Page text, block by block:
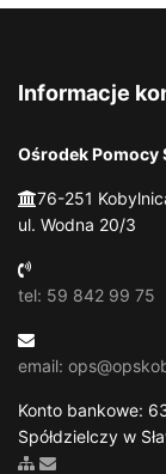
Informacje
Ośrodek Pomocy
76-251
ul. Wodna 20/3
tel: 59 842 99 75
email:
Konto bankowe:
Spółdzielczy w
Zobacz mapę
Wyślij email